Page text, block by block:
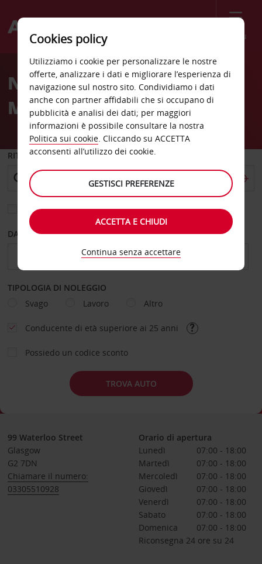
Menù
Welcome
AvisNoleggio auto Bad
Mergentheim
RITIRO DA
Scegli una località di riconsegna diversa
DAL GIORNO AL GIORNO
TIPOLOGIA DI NOLEGGIO
Svago
Lavoro Altro
Conducente di età superiore ai 25 anni
Possiedo un codice sconto
TROVA AUTO
99 Waterloo Street
Glasgow
G2 7DN
Chiamare il numero:
03305510928
Orario di apertura
Lunedì
07:00 - 18:00
Martedì
07:00 - 18:00
Mercoledì
07:00 - 18:00
Giovedì
07:00 - 18:00
Venerdì
07:00 - 18:00
Sabato
07:00 - 18:00
Domenica
07:00 - 18:00
Riconsegna 24 ore su 24
Cookies policy
Utilizziamo i cookie per personalizzare le nostre
offerte, analizzare i dati e migliorare l’esperienza di
navigazione sul nostro sito. Condividiamo i dati
anche con partner affidabili che si occupano di
pubblicità e analisi dei dati; per maggiori
informazioni è possibile consultare la nostra
Politica sui cookie. Cliccando su ACCETTA
acconsenti all’utilizzo dei cookie.
GESTISCI PREFERENZE
ACCETTA E CHIUDI
Continua senza accettare